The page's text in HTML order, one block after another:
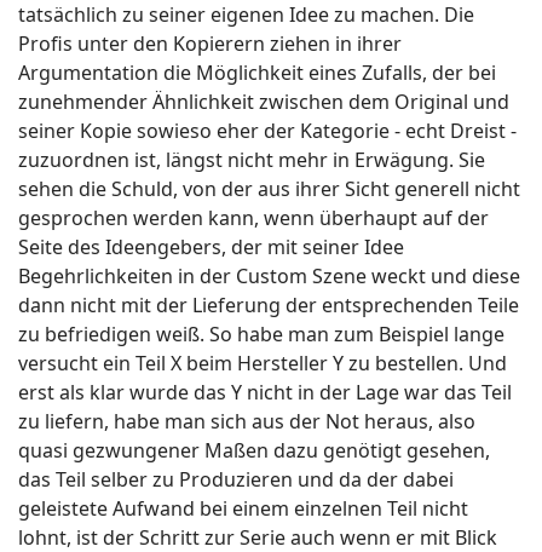
tatsächlich zu seiner eigenen Idee zu machen. Die
Profis unter den Kopierern ziehen in ihrer
Argumentation die Möglichkeit eines Zufalls, der bei
zunehmender Ähnlichkeit zwischen dem Original und
seiner Kopie sowieso eher der Kategorie - echt Dreist -
zuzuordnen ist, längst nicht mehr in Erwägung. Sie
sehen die Schuld, von der aus ihrer Sicht generell nicht
gesprochen werden kann, wenn überhaupt auf der
Seite des Ideengebers, der mit seiner Idee
Begehrlichkeiten in der Custom Szene weckt und diese
dann nicht mit der Lieferung der entsprechenden Teile
zu befriedigen weiß. So habe man zum Beispiel lange
versucht ein Teil X beim Hersteller Y zu bestellen. Und
erst als klar wurde das Y nicht in der Lage war das Teil
zu liefern, habe man sich aus der Not heraus, also
quasi gezwungener Maßen dazu genötigt gesehen,
das Teil selber zu Produzieren und da der dabei
geleistete Aufwand bei einem einzelnen Teil nicht
lohnt, ist der Schritt zur Serie auch wenn er mit Blick